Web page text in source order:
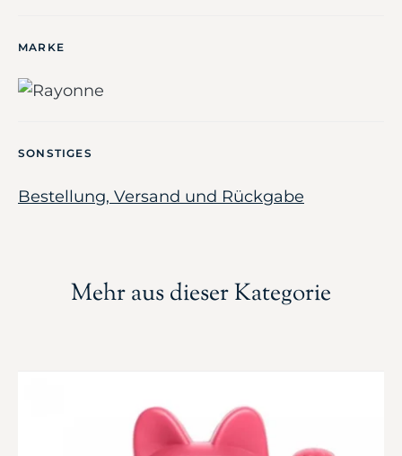
MARKE
SONSTIGES
Bestellung, Versand und Rückgabe
Mehr aus dieser Kategorie